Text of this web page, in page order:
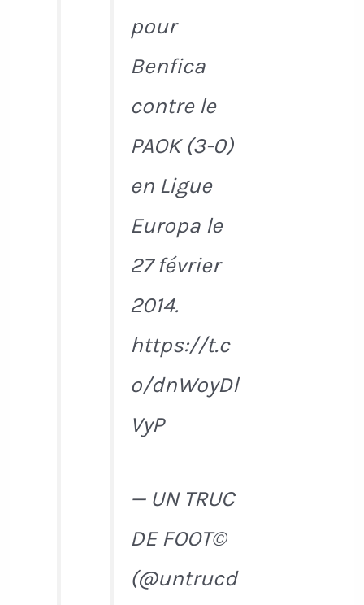
pour
Benfica
contre le
PAOK (3-0)
en Ligue
Europa le
27 février
2014.
https://t.c
o/dnWoyDl
VyP
— UN TRUC
DE FOOT©
(@untrucd